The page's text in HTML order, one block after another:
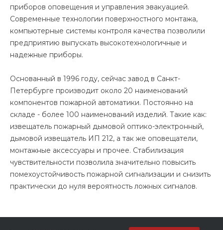
приборов оповещения и управления эвакуацией.
Современные технологии поверхностного монтажа,
компьютерные системы контроля качества позволили
предприятию выпускать высокотехнологичные и
надежные приборы.
Основанный в 1996 году, сейчас завод в Санкт-
Петербурге производит около 20 наименований
компонентов пожарной автоматики. Постоянно на
складе - более 100 наименований изделий. Такие как:
извещатель пожарный дымовой оптико-электронный,
дымовой извещатель ИП 212, а так же оповещатели,
монтажные аксессуары и прочее. Cтабилизация
чувствительности позволила значительно повысить
помехоустойчивость пожарной сигнализации и снизить
практически до нуля вероятность ложных сигналов.